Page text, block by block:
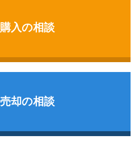
入の相談
却の相談